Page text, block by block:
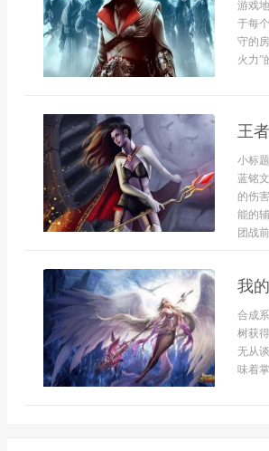
游戏
于每
守的
火力”
王
小标
蓝铭
的伤
能的
团战
我
合成
树获
无从
味着